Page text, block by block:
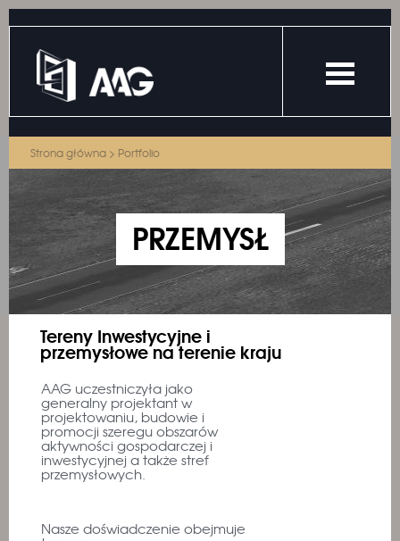
PRZEMYSŁ
Strona główna > Portfolio
Tereny Inwestycyjne i
przemysłowe na terenie kraju
AAG uczestniczyła jako
generalny projektant w
projektowaniu, budowie i
promocji szeregu obszarów
aktywności gospodarczej i
inwestycyjnej a także stref
przemysłowych.
Nasze doświadczenie obejmuje